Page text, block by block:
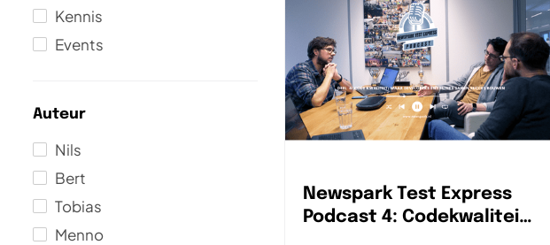
Kennis
Events
Auteur
Nils
Bert
Tobias
Menno
Newspark Test Express
Podcast 4: Codekwaliteit;